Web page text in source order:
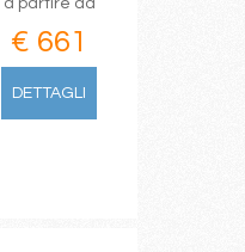
a partire da
€ 661
DETTAGLI